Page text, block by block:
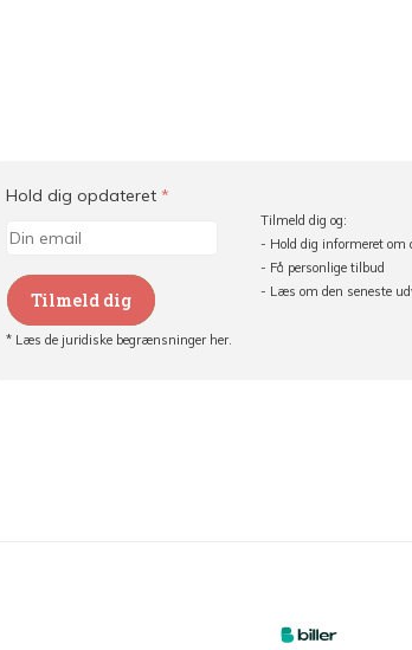
Hold dig opdateret *
Tilmeld dig
* Læs de juridiske begrænsninger her.
Tilmeld dig og:
- Hold dig informeret om
- Få personlige tilbud
- Læs om den seneste